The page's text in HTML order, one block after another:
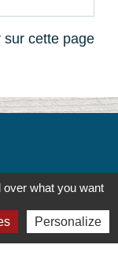
sur cette page
what you want
Personalize